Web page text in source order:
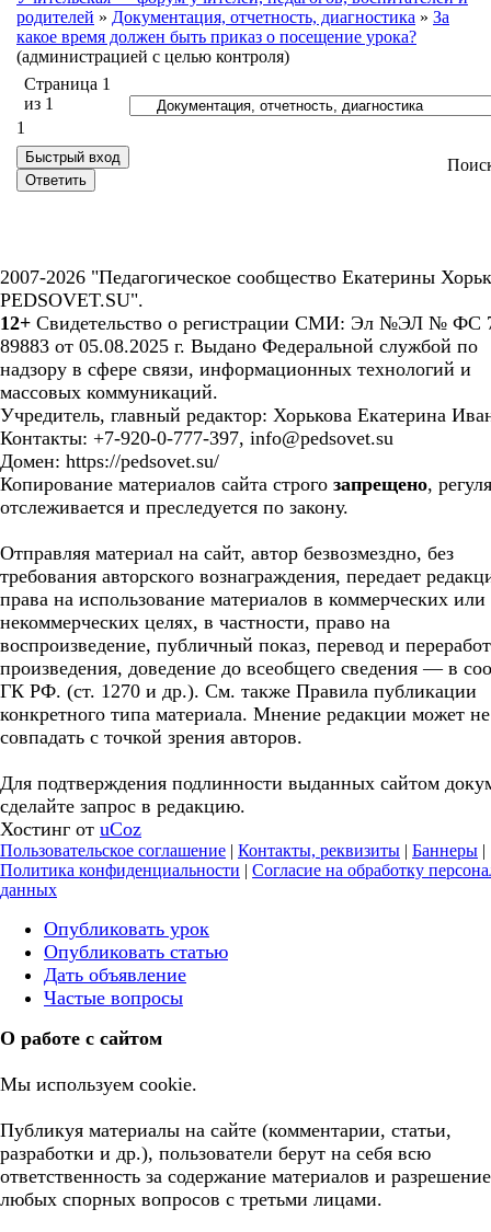
родителей » Документация, отчетность, диагностика » За
какое время должен быть приказ о посещение урока?
(администрацией с целью контроля)
Страница 1
из 1
1
2007-2026 "Педагогическое сообщество Екатерины
PEDSOVET.SU".
12+ Свидетельство о регистрации СМИ: Эл №ЭЛ № ФС
89883 от 05.08.2025 г. Выдано Федеральной службой по
надзору в сфере связи, информационных технологий и
массовых коммуникаций.
Учредитель, главный редактор: Хорькова Екатерина
Контакты: +7-920-0-777-397, info@pedsovet.su
Домен: https://pedsovet.su/
Копирование материалов сайта строго запрещено,
отслеживается и преследуется по закону.
Отправляя материал на сайт, автор безвозмездно, без
требования авторского вознаграждения, передает
права на использование материалов в коммерческих или
некоммерческих целях, в частности, право на
воспроизведение, публичный показ, перевод и
произведения, доведение до всеобщего сведения — в
ГК РФ. (ст. 1270 и др.). См. также Правила публикации
конкретного типа материала. Мнение редакции может не
совпадать с точкой зрения авторов.
Для подтверждения подлинности выданных сайтом
сделайте запрос в редакцию.
Хостинг от uCoz
Пользовательское соглашение | Контакты, реквизиты | Баннеры |
Политика конфиденциальности | Согласие на обработку
данных
Опубликовать урок
Опубликовать статью
Дать объявление
Частые вопросы
О работе с сайтом
Мы используем cookie.
Публикуя материалы на сайте (комментарии, статьи,
разработки и др.), пользователи берут на себя всю
ответственность за содержание материалов и разрешение
любых спорных вопросов с третьми лицами.